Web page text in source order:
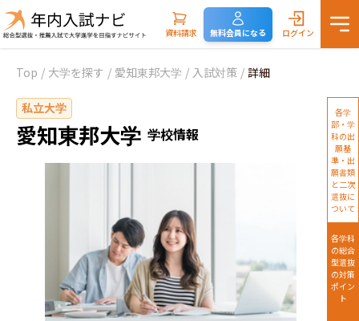
資料請求 無料会員になる ログイン
Top / 大学を探す / 愛知東邦大学 / 入試対策 / 詳細
私立大学
愛知東邦大学 学校情報
各学
部・学
科の出
願基
準・出
願書類
と二次
選抜に
ついて
各学科
の総合
型選抜
の対策
ポイン
ト